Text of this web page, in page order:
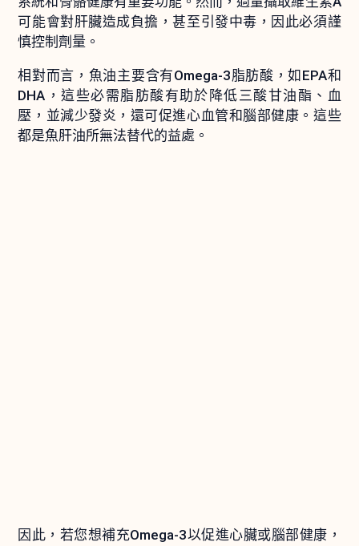
可能會對肝臟造成負擔，甚至引發中毒，因此必須謹
慎控制劑量。
相對而言，魚油主要含有Omega-3脂肪酸，如EPA和
DHA，這些必需脂肪酸有助於降低三酸甘油酯、血
壓，並減少發炎，還可促進心血管和腦部健康。這些
都是魚肝油所無法替代的益處。
因此，若您想補充Omega-3以促進心臟或腦部健康，